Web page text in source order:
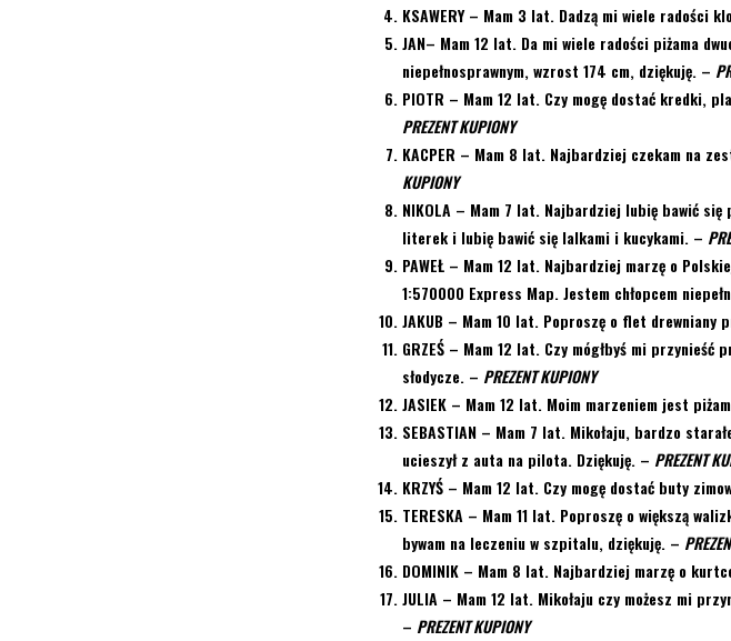
KSAWERY– Mam 3 lat. Dadzą mi wiele radości
JAN– Mam 12 lat. Da mi wiele radości piżama
niepełnosprawnym, wzrost 174 cm, dziękuję. –
PIOTR – Mam 12 lat. Czy mogę dostać kredki,
PREZENT KUPIONY
KACPER – Mam 8 lat. Najbardziej czekam na
KUPIONY
NIKOLA – Mam 7 lat. Najbardziej lubię bawić się
literek i lubię bawić się lalkami i kucykami. –
PAWEŁ – Mam 12 lat. Najbardziej marzę o
1:570000 Express Map. Jestem chłopcem
JAKUB – Mam 10 lat. Poproszę o flet drewniany
GRZEŚ – Mam 12 lat. Czy mógłbyś mi
słodycze. – PREZENT KUPIONY
JASIEK – Mam 12 lat. Moim marzeniem jest
SEBASTIAN – Mam 7 lat. Mikołaju, bardzo
ucieszył z auta na pilota. Dziękuję. – PREZENT
KRZYŚ – Mam 12 lat. Czy mogę dostać buty
TERESKA – Mam 11 lat. Poproszę o większą
bywam na leczeniu w szpitalu, dziękuję. –
DOMINIK – Mam 8 lat. Najbardziej marzę o
JULIA – Mam 12 lat. Mikołaju czy możesz mi
– PREZENT KUPIONY